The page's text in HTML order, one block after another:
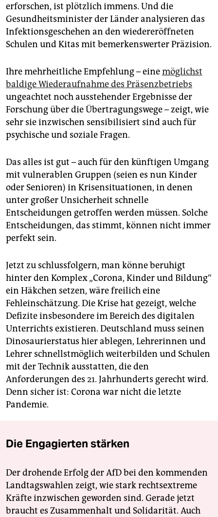
erforschen, ist plötzlich immens. Und die
Gesundheitsminister der Länder analysieren das
Infektionsgeschehen an den wiedereröffneten
Schulen und Kitas mit bemerkenswerter Präzision.
Ihre mehrheitliche Empfehlung – einemöglichst
baldige Wiederaufnahme des Präsenzbetriebs
ungeachtet noch ausstehender Ergebnisse der
Forschung über die Übertragungswege – zeigt, wie
sehr sie inzwischen sensibilisiert sind auch für
psychische und soziale Fragen.
Das alles ist gut – auch für den künftigen Umgang
mit vulnerablen Gruppen (seien es nun Kinder
oder Senioren) in Krisensituationen, in denen
unter großer Unsicherheit schnelle
Entscheidungen getroffen werden müssen. Solche
Entscheidungen, das stimmt, können nicht immer
perfekt sein.
Jetzt zu schlussfolgern, man könne beruhigt
hinter den Komplex „Corona, Kinder und Bildung“
ein Häkchen setzen, wäre freilich eine
Fehleinschätzung. Die Krise hat gezeigt, welche
Defizite insbesondere im Bereich des digitalen
Unterrichts existieren. Deutschland muss seinen
Dinosaurierstatus hier ablegen, Lehrerinnen und
Lehrer schnellstmöglich weiterbilden und Schulen
mit der Technik ausstatten, die den
Anforderungen des 21. Jahrhunderts gerecht wird.
Denn sicher ist: Corona war nicht die letzte
Pandemie.
Die Engagierten stärken
Der drohende Erfolg der AfD bei den kommenden
Landtagswahlen zeigt, wie stark rechtsextreme
Kräfte inzwischen geworden sind. Gerade jetzt
braucht es Zusammenhalt und Solidarität. Auch